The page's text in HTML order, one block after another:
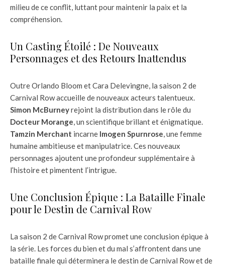
milieu de ce conflit, luttant pour maintenir la paix et la
compréhension.
Un Casting Étoilé : De Nouveaux
Personnages et des Retours Inattendus
Outre Orlando Bloom et Cara Delevingne, la saison 2 de
Carnival Row accueille de nouveaux acteurs talentueux.
Simon McBurneyrejoint la distribution dans le rôle du
Docteur Morange, un scientifique brillant et énigmatique.
Tamzin Merchant incarne Imogen Spurnrose, une femme
humaine ambitieuse et manipulatrice. Ces nouveaux
personnages ajoutent une profondeur supplémentaire à
l’histoire et pimentent l’intrigue.
Une Conclusion Épique : La Bataille Finale
pour le Destin de Carnival Row
La saison 2 de Carnival Row promet une conclusion épique à
la série. Les forces du bien et du mal s’affrontent dans une
bataille finale qui déterminera le destin de Carnival Row et de